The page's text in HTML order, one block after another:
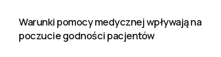
Warunki pomocy medycznej wpływają na
poczucie godności pacjentów